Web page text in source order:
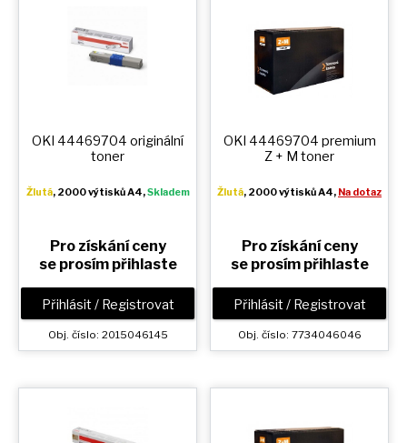
OKI 44469704 originální
toner
Žlutá, 2000 výtisků A4,Skladem
Pro získání ceny
se prosím přihlaste
Přihlásit / Registrovat
Obj. číslo: 2015046145
OKI 44469704 premium
Z + M toner
Žlutá, 2000 výtisků A4, Na dotaz
Pro získání ceny
se prosím přihlaste
Přihlásit / Registrovat
Obj. číslo: 7734046046